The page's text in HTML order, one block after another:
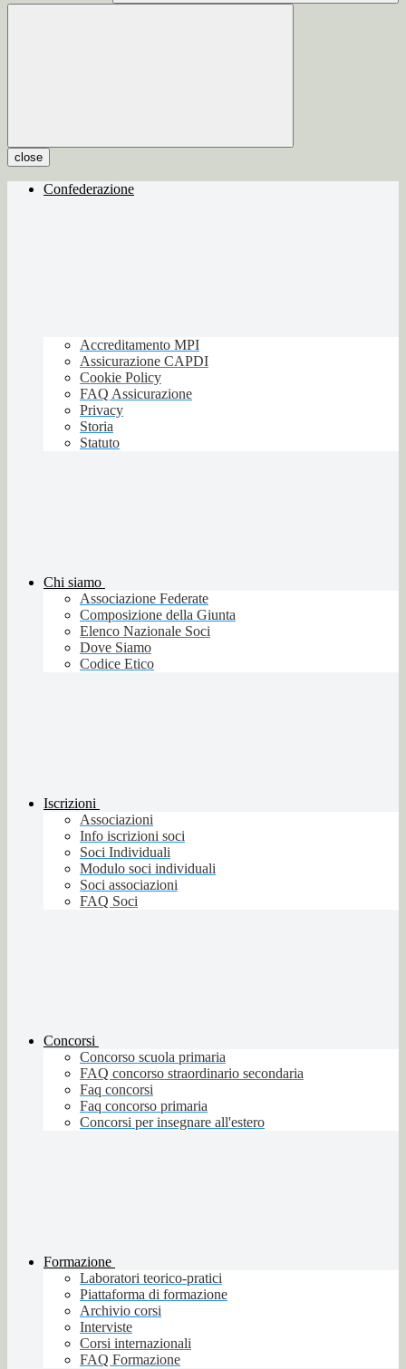
close
Confederazione
Accreditamento MPI
Assicurazione CAPDI
Cookie Policy
FAQ Assicurazione
Privacy
Storia
Statuto
Chi siamo
Associazione Federate
Composizione della Giunta
Elenco Nazionale Soci
Dove Siamo
Codice Etico
Iscrizioni
Associazioni
Info iscrizioni soci
Soci Individuali
Modulo soci individuali
Soci associazioni
FAQ Soci
Concorsi
Concorso scuola primaria
FAQ concorso straordinario secondaria
Faq concorsi
Faq concorso primaria
Concorsi per insegnare all'estero
Formazione
Laboratori teorico-pratici
Piattaforma di formazione
Archivio corsi
Interviste
Corsi internazionali
FAQ Formazione